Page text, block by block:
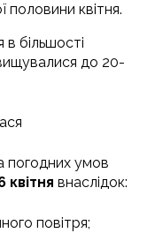
половини квітня.
більшості
до 20-
погодних умов
квітня внаслідок:
повітря;